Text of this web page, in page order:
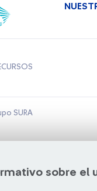
sobre el
SURA